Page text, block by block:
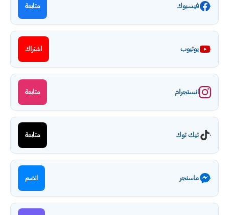
فيسبوك متابعة
يوتيوب اشتراك
انستجرام متابعة
تيك توك متابعة
ماسنجر انضم